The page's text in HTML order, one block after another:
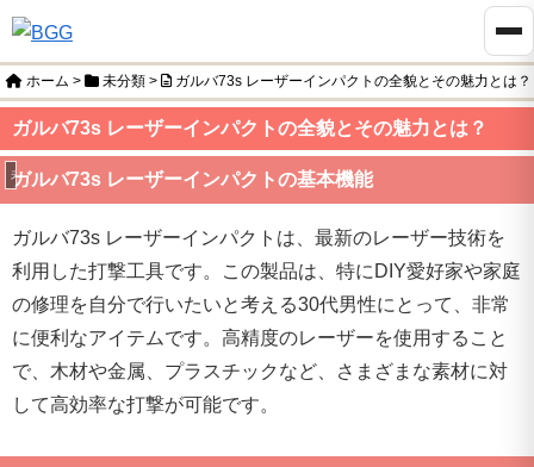
ホーム > 未分類 > ガルバ73s レーザーインパクトの全貌とその魅力とは？
ガルバ73s レーザーインパクトの全貌とその魅力とは？
未分類
ガルバ73s レーザーインパクトの基本機能
ガルバ73s レーザーインパクトは、最新のレーザー技術を
利用した打撃工具です。この製品は、特にDIY愛好家や家庭
の修理を自分で行いたいと考える30代男性にとって、非常
に便利なアイテムです。高精度のレーザーを使用すること
で、木材や金属、プラスチックなど、さまざまな素材に対
して高効率な打撃が可能です。